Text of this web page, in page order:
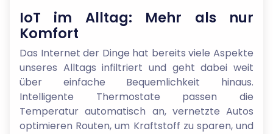
IoT im Alltag: Mehr als nur
Komfort
Das Internet der Dinge hat bereits viele Aspekte
unseres Alltags infiltriert und geht dabei weit
über einfache Bequemlichkeit hinaus.
Intelligente Thermostate passen die
Temperatur automatisch an, vernetzte Autos
optimieren Routen, um Kraftstoff zu sparen, und